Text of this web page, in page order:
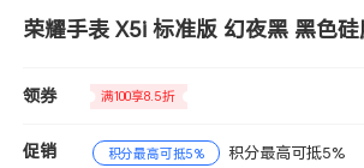
荣耀手表 X5i 标准版 幻夜黑 黑色
领券 满100享8.5折
促销 积分最高可抵5% 积分最高可抵5%